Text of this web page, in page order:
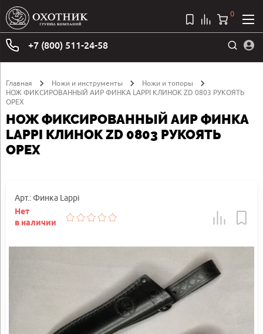
+7 (800) 511-24-58
0
Главная Ножи и инструменты
Ножи и топоры
НОЖ ФИКСИРОВАННЫЙ АИР ФИНКА LAPPI КЛИНОК ZD 0803 РУКОЯТЬ
ОРЕХ
НОЖ ФИКСИРОВАННЫЙ АИР ФИНКА
LAPPI КЛИНОК ZD 0803 РУКОЯТЬ
ОРЕХ
Арт.: Финка Lappi
Нет
в наличии